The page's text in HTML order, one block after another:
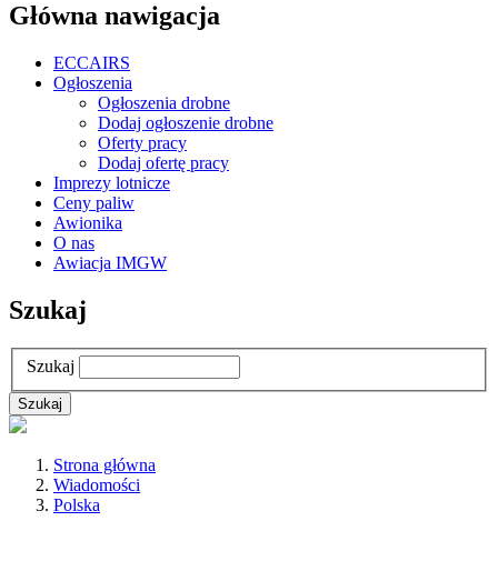
Główna nawigacja
ECCAIRS
Ogłoszenia
Ogłoszenia drobne
Dodaj ogłoszenie drobne
Oferty pracy
Dodaj ofertę pracy
Imprezy lotnicze
Ceny paliw
Awionika
O nas
Awiacja IMGW
Szukaj
Szukaj
Strona główna
Wiadomości
Polska